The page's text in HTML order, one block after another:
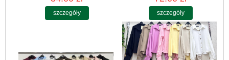
szczegóły szczegóły